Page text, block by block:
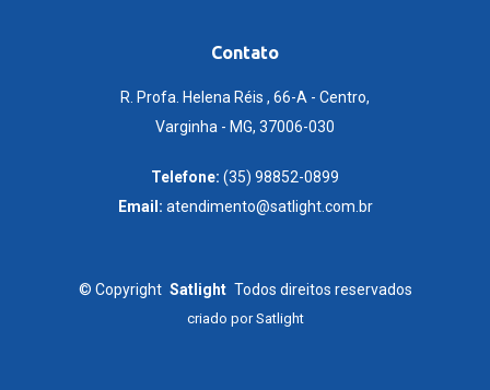
Contato
R. Profa. Helena Réis , 66-A - Centro,
Varginha - MG, 37006-030
Telefone: (35) 98852-0899
Email: atendimento@satlight.com.br
© Copyright Satlight Todos direitos reservados
criado porSatlight